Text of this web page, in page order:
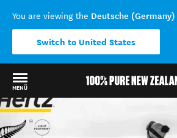
You are viewing the Deutsche (Germany)
Switch to United States
MENÜ
Back to my results